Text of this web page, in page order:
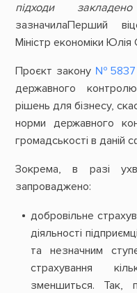
підходи
зазначилаПерший
Міністр економіки
Проєкт закону №5837
державного
рішень для бізнесу,
норми державного
громадськості в даній
Зокрема, в разі
запроваджено:
добровільне
діяльності
та незначним
страхування
зменшиться. Так,